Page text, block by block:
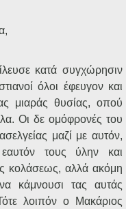
κατά συγχώρησιν
όλοι έφευγον και
μιαράς θυσίας, οπού
Οι δε ομόφρονές του
μαζί με αυτόν,
τους ύλην και
κολάσεως, αλλά ακόμη
κάμνουσι τας αυτάς
λοιπόν ο Μακάριος